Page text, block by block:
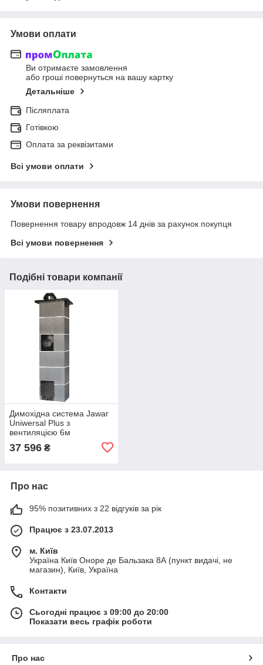
Умови оплати
Ви отримаєте замовлення
або гроші повернуться на вашу картку
Детальніше
Післяплата
Готівкою
Оплата за реквізитами
Всі умови оплати
Умови повернення
Повернення товару впродовж 14 днів за рахунок покупця
Всі умови повернення
Подібні товари компанії
Димохідна система Jawar
Uniwersal Plus з
вентиляцією 6м
37 596 ₴
Про нас
95% позитивних з 22 відгуків за рік
Працює з 23.07.2013
м. Київ
Україна Київ Оноре де Бальзака 8А (пункт видачі, не
магазин), Київ, Україна
Контакти
Сьогодні працює з 09:00 до 20:00
Показати весь графік роботи
Про нас